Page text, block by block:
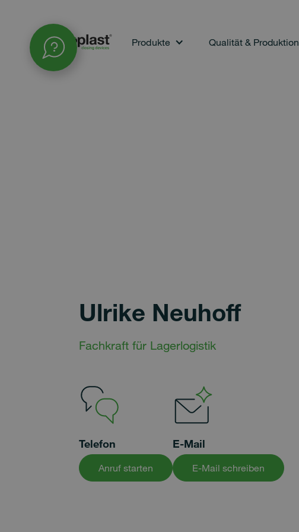
Produkte Qualität & Produktion
Ulrike Neuhoff
Fachkraft für Lagerlogistik
Telefon
Anruf starten
E-Mail
E-Mail schreiben